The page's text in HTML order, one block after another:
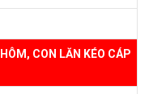
CON LĂN KÉO CÁP